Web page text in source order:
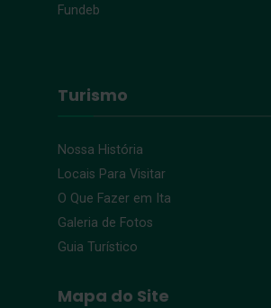
Fundeb
Turismo
Nossa História
Locais Para Visitar
O Que Fazer em Ita
Galeria de Fotos
Guia Turístico
Mapa do Site